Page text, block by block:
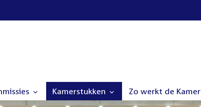
Kamerstukken Zo werkt de Kamer